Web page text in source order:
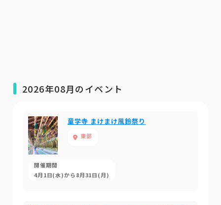
2026年08月のイベント
童学寺 まけまけ風鈴祭り
東部
開催期間
4月1日(水)から8月31日(月)